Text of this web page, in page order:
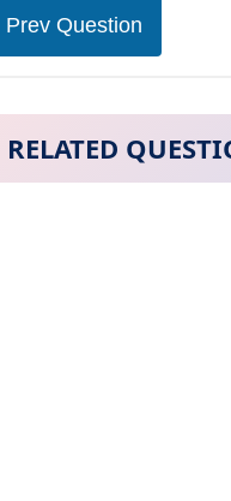
Prev Question
RELATED